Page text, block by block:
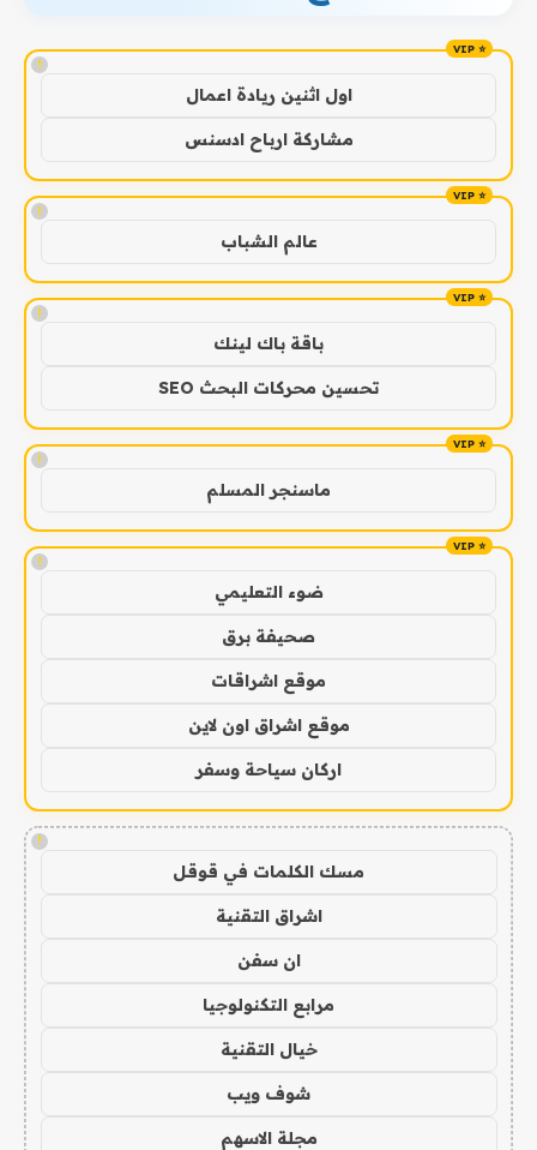
!
اول اثنين ريادة اعمال
مشاركة ارباح ادسنس
!
عالم الشباب
!
باقة باك لينك
تحسين محركات البحث SEO
!
ماسنجر المسلم
!
ضوء التعليمي
صحيفة برق
موقع اشراقات
موقع اشراق اون لاين
اركان سياحة وسفر
!
مسك الكلمات في قوقل
اشراق التقنية
ان سفن
مرابع التكنولوجيا
خيال التقنية
شوف ويب
مجلة الاسهم